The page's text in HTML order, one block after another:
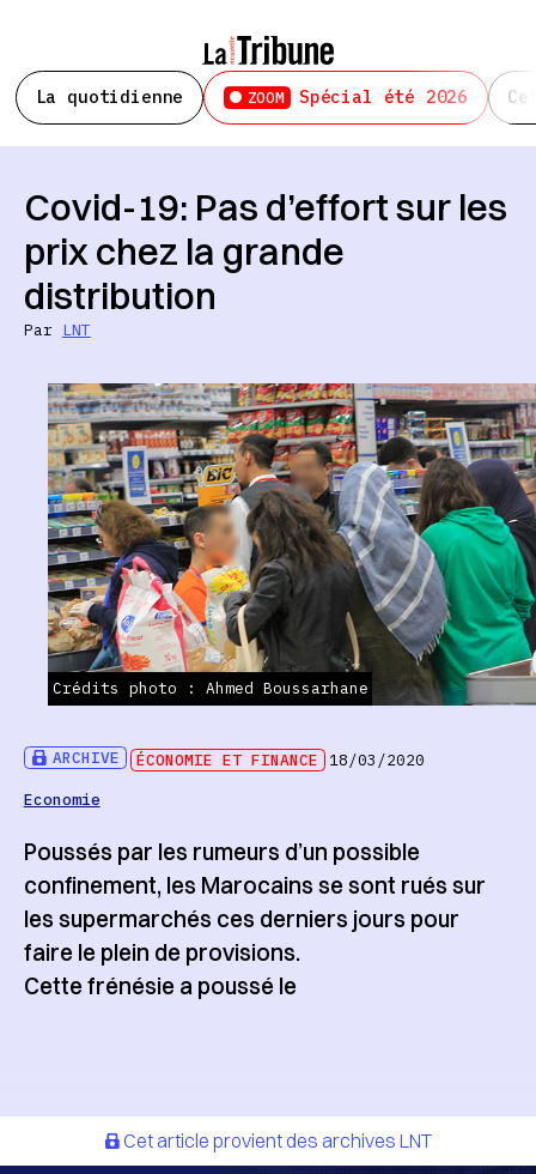
La quotidienne ZOOM Spécial été 2026
ARCHIVE ÉCONOMIE ET FINANCE
18/03/2020
Economie
Covid-19: Pas d’effort sur les
prix chez la grande
distribution
Par LNT
Crédits photo : Ahmed Boussarhane
Poussés par les rumeurs d’un possible
confinement, les Marocains se sont rués sur
les supermarchés ces derniers jours pour
faire le plein de provisions.
Cette frénésie a poussé le
Cet article provient des archives LNT